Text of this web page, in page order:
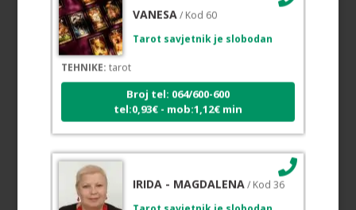
TEHNIKE:tarot
Broj tel: 064/600-600
tel:0,93€ - mob:1,12€ min
/ Kod 36